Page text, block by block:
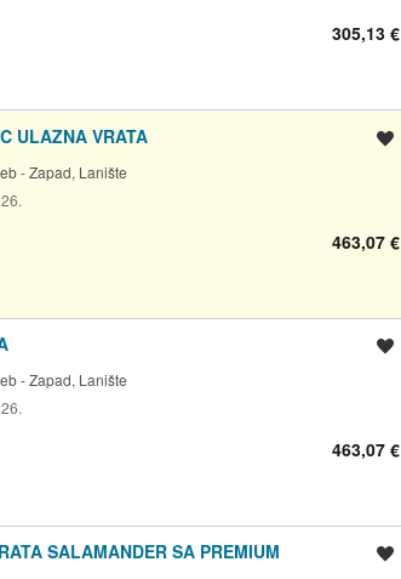
305,13 €
ULAZNA VRATA
- Zapad, Lanište
463,07 €
- Zapad, Lanište
463,07 €
SALAMANDER SA PREMIUM